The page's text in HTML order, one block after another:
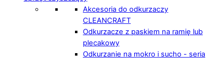
Akcesoria do odkurzaczy
CLEANCRAFT
Odkurzacze z paskiem na ramię lub
plecakowy
Odkurzanie na mokro i sucho - seria